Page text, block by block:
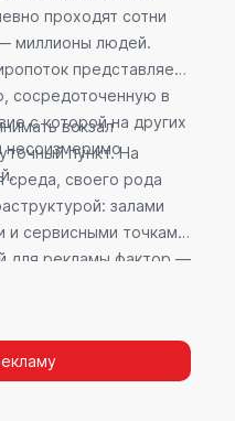
проходят сотни
миллионы людей.
представляет
сосредоточенную в
с которой на других
несоизмеримо
вокзал
пункт. На
среда, своего рода
залами
и сервисными точками.
для рекламы фактор —
для информации, а
как при беглом